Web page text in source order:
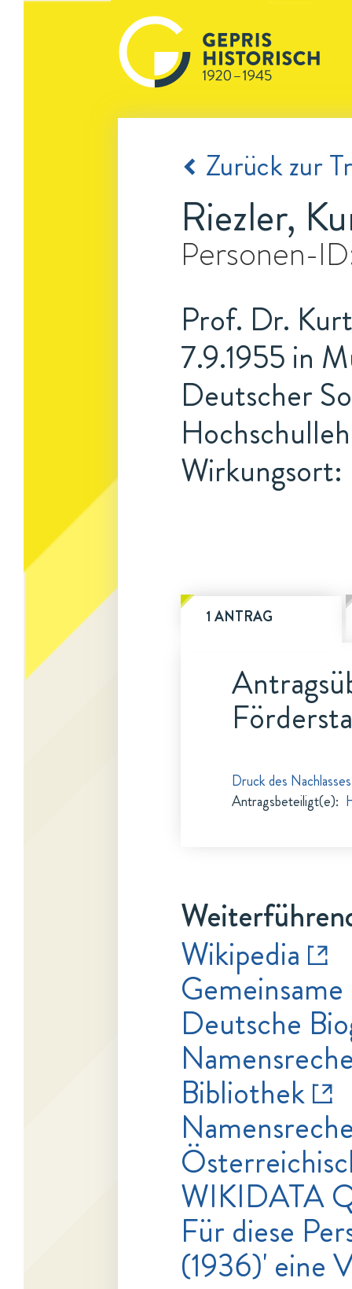
Zurück zur
Riezler,
Personen-
Prof. Dr.
7.9.1955 in
Deutscher
1 ANTRAG
Druck des
Antragsbeteiligt(e):
Wikipedia
Deutsche
Bibliothek
WIKIDATA
Für diese
(1936)' eine